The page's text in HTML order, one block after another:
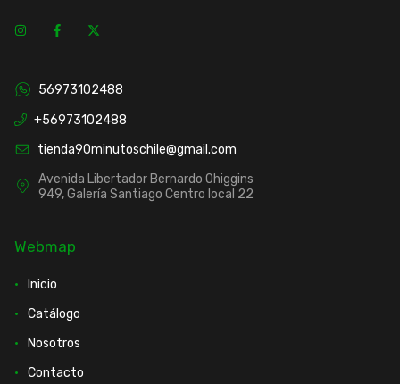
56973102488
+56973102488
tienda90minutoschile@gmail.com
Avenida Libertador Bernardo Ohiggins
949, Galería Santiago Centro local 22
Webmap
Inicio
Catálogo
Nosotros
Contacto